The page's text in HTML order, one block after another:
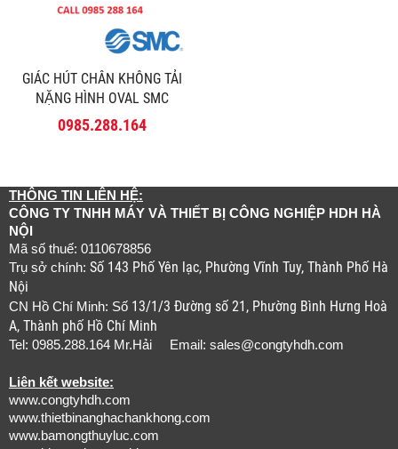
GIÁC HÚT CHÂN KHÔNG TẢI
NẶNG HÌNH OVAL SMC
SERIES ZP2-3050HW
0985.288.164
THÔNG TIN LIÊN HỆ:
CÔNG TY TNHH MÁY VÀ THIẾT BỊ CÔNG NGHIỆP HDH HÀ
NỘI
Mã số thuế: 0110678856
Trụ sở chính: Số 143 Phố Yên lạc, Phường Vĩnh Tuy, Thành Phố Hà
Nội
CN Hồ Chí Minh: Số 13/1/3 Đường số 21, Phường Bình Hưng Hoà
A, Thành phố Hồ Chí Minh
Tel: 0985.288.164 Mr.Hải Email: sales@congtyhdh.com
Liên kết website:
www.congtyhdh.com
www.thietbinanghachankhong.com
www.bamongthuyluc.com